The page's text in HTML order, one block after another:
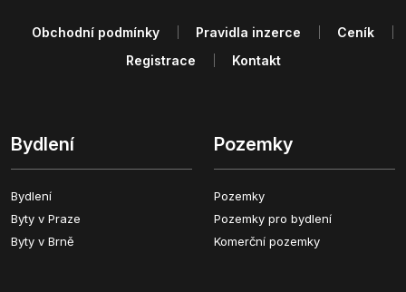
Bydlení
Bydlení
Byty v Praze
Byty v Brně
Pozemky
Pozemky
Pozemky pro bydlení
Komerční pozemky
Obchodní podmínky Pravidla inzerce
Ceník
Registrace
Kontakt